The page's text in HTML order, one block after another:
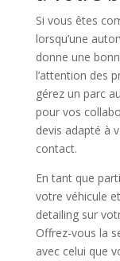
Si vous êtes
lorsqu’une
donne une
l’attention des
gérez un parc
pour vos
devis adapté à
contact.
En tant que
votre véhicule
detailing sur
Offrez-vous la
avec celui que